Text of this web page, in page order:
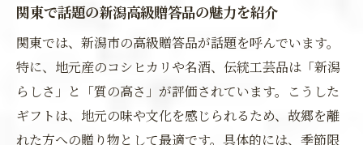
関東で話題の新潟高級贈答品の魅力を紹介
関東では、新潟市の高級贈答品が話題を呼んでいます。
特に、地元産のコシヒカリや名酒、伝統工芸品は「新潟
らしさ」と「質の高さ」が評価されています。こうした
ギフトは、地元の味や文化を感じられるため、故郷を離
れた方への贈り物として最適です。具体的には、季節限